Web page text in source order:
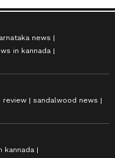
news
in kannada
review
sandalwood news
kannada